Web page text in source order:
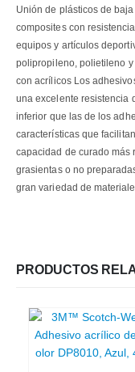
Unión de plásticos de
composites con
equipos y artículos
polipropileno, polietileno y
con acrílicos Los
una excelente resistencia
inferior que las de los
características que
capacidad de curado más
grasientas o no
gran variedad de
PRODUCTOS